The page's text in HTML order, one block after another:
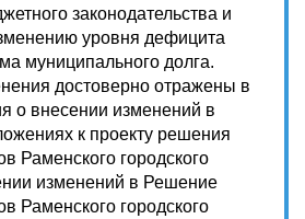
законодательства и
уровня дефицита
муниципального долга.
достоверно отражены в
о внесении изменений в
к проекту решения
Раменского городского
изменений в Решение
Раменского городского